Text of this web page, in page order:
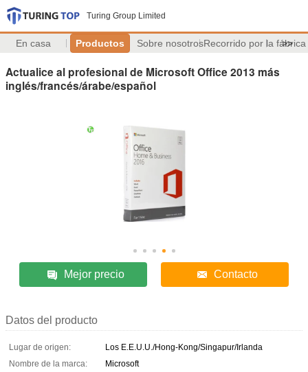
Turing Group Limited
En casa Productos Sobre nosotrosRecorrido por la fábrica
>>
Actualice al profesional de Microsoft Office 2013 más
inglés/francés/árabe/español
Mejor precio Contacto
Datos del producto
Lugar de origen:
Los E.E.U.U./Hong-Kong/Singapur/Irlanda
Nombre de la marca:
Microsoft